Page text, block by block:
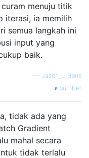
menuju titik
iterasi, ia memilih
semua langkah ini
input yang
baik.
— Jason_L_Bens
sumber
tidak ada yang
Gradient
mahal secara
tidak terlalu